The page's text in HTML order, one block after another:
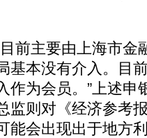
主要由上海市金
基本没有介入。目
作为会员。”上述申
监则对《经济参考
能会出现出于地方